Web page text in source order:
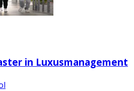
in Luxusmanagement